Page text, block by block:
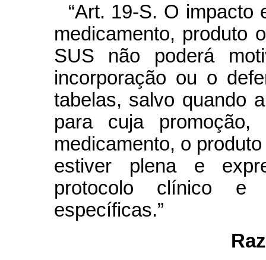
“Art. 19-S. O impacto
medicamento, produto
SUS não poderá
incorporação ou o
tabelas, salvo quando
para cuja promoção,
medicamento, o
estiver plena e
protocolo clínico e
específicas.”